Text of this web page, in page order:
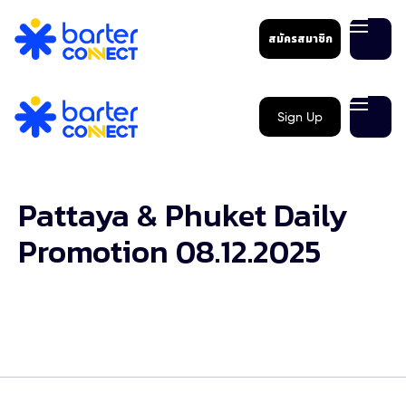
สมัครสมาชิก
Sign Up
Pattaya & Phuket Daily
Promotion 08.12.2025